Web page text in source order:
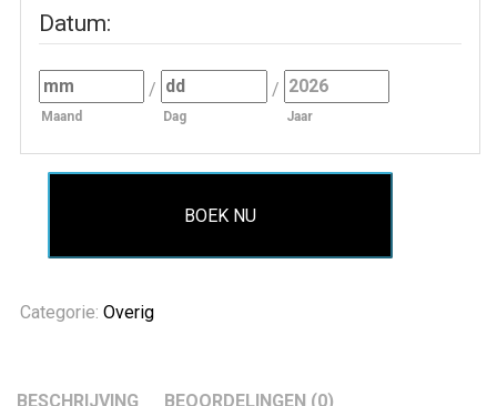
Datum:
Maand
/
Dag
/
Jaar
BOEK NU
Categorie: Overig
BESCHRIJVING BEOORDELINGEN (0)